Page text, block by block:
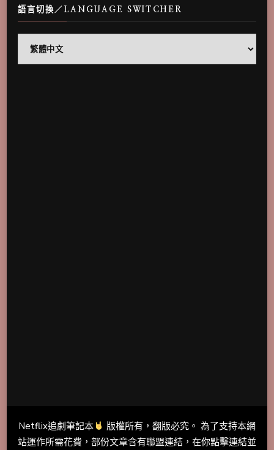
語言切換／LANGUAGE SWITCHER
Netflix追劇筆記本
版權所有，翻版必究。 為了支持本網
站運作所需花費，部份文章含有聯盟連結，在你點擊連結並